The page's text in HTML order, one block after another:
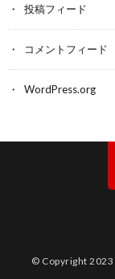
投稿フィード
コメントフィード
WordPress.org
© Copyright 2023